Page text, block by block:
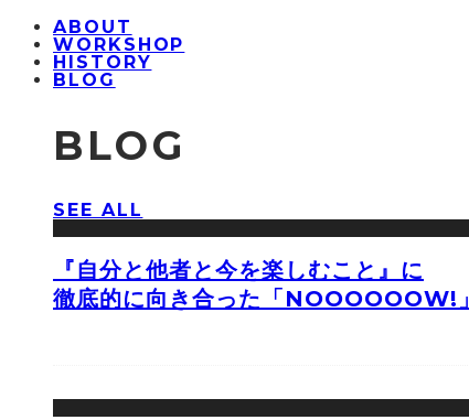
ABOUT
WORKSHOP
HISTORY
BLOG
BLOG
SEE ALL
『自分と他者と今を楽しむこと』に
徹底的に向き合った「NOOOOOOW!」